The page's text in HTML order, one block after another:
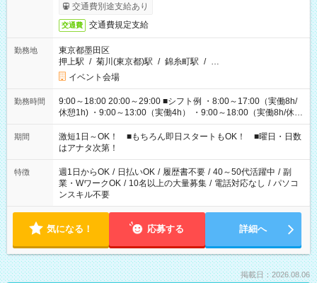
交通費別途支給あり
交通費 交通費規定支給
勤務地
東京都墨田区
押上駅 / 菊川(東京都)駅 / 錦糸町駅 / …
イベント会場
勤務時間
9:00～18:00 20:00～29:00 ■シフト例 ・8:00～17:00（実働8h/
休憩1h) ・9:00～13:00（実働4h） ・9:00～18:00（実働8h/休憩
1h) ・13:00～17:00（実働4h) ・21:00～翌5:00（実働7h/休憩
1h) など 作業時間は4h～8hで現場により変動あり！ 早く終わ
っても日給保証！ シフトはお気軽にご相談ください♪
期間
激短1日～OK！ ■もちろん即日スタートもOK！ ■曜日・日数
はアナタ次第！
特徴 週1日からOK / 日払いOK / 履歴書不要 / 40～50代活躍中 / 副
業・WワークOK / 10名以上の大量募集 / 電話対応なし / パソコ
ンスキル不要
気になる！ 応募する 詳細へ
掲載日：2026.08.06